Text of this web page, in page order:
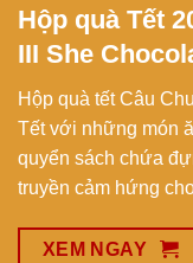
Hộp quà Tết
III She
Hộp quà tết Câu
Tết với những món
quyển sách chứa
truyền cảm hứng
XEM NGAY